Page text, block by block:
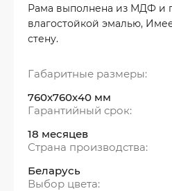
Рама выполнена из МДФ и
влагостойкой эмалью,
стену.
Габаритные размеры:
760х760х40 мм
Гарантийный срок:
18 месяцев
Страна производства:
Беларусь
Выбор цвета: